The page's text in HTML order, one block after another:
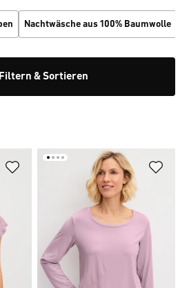
Nachtwäsche aus 100% Baumwolle
Filtern & Sortieren